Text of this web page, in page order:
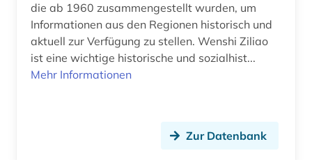
archareen (1)
architekt (2)
architektur (16)
Schweden (86)
Schweiz (26)
die ab 1960 zusammengestellt wurden, um
Informationen aus den Regionen historisch und
aktuell zur Verfügung zu stellen. Wenshi Ziliao
ist eine wichtige historische und sozialhist...
Mehr Informationen
Zur Datenbank